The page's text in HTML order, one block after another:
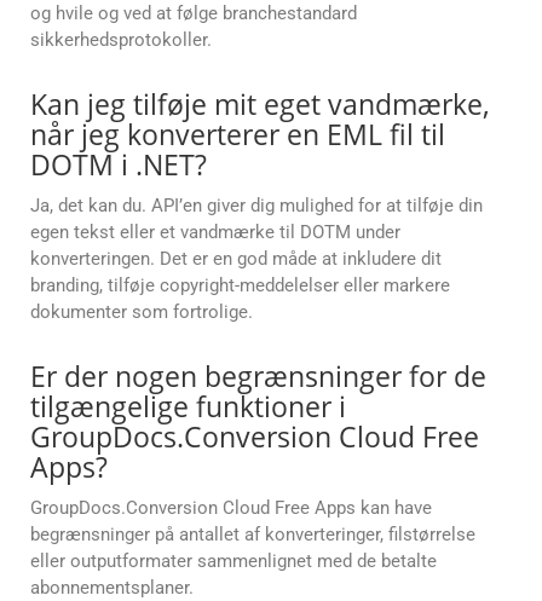
og hvile og ved at følge branchestandard
sikkerhedsprotokoller.
Kan jeg tilføje mit eget vandmærke,
når jeg konverterer en EML fil til
DOTM i .NET?
Ja, det kan du. API’en giver dig mulighed for at tilføje din
egen tekst eller et vandmærke til DOTM under
konverteringen. Det er en god måde at inkludere dit
branding, tilføje copyright-meddelelser eller markere
dokumenter som fortrolige.
Er der nogen begrænsninger for de
tilgængelige funktioner i
GroupDocs.Conversion Cloud Free
Apps?
GroupDocs.Conversion Cloud Free Apps kan have
begrænsninger på antallet af konverteringer, filstørrelse
eller outputformater sammenlignet med de betalte
abonnementsplaner.